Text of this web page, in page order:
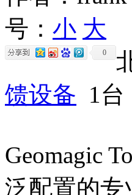
号： 小 大
0
馈设备 1台
Geomagic
泛配置的专